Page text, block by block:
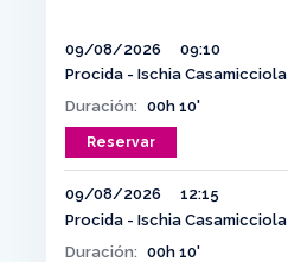
09/08/2026
09:10
Procida - Ischia Casamicciola
Duración: 00h 10'
Reservar
09/08/2026
12:15
Procida - Ischia Casamicciola
Duración: 00h 10'